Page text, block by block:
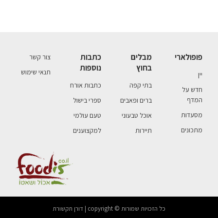
פופולארי
יין
חדש על
המדף
מסעדות
מתכונים
מבלים
בחוץ
בתי קפה
ברים ופאבים
אוכל טבעוני
תיירות
כתבות
נוספות
כתבות אורח
ספרי בישול
טעם עולמי
למקצוענים
צור קשר
תנאי שימוש
כל הזכויות שמורות © copyright | דורן תקשורת